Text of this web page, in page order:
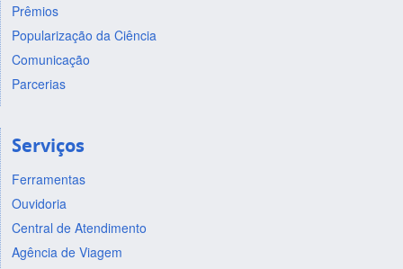
Prêmios
Popularização da Ciência
Comunicação
Parcerias
Serviços
Ferramentas
Ouvidoria
Central de Atendimento
Agência de Viagem